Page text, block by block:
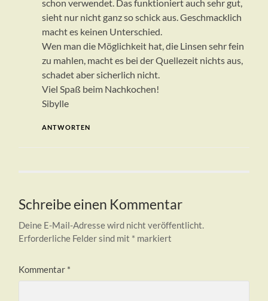
schon verwendet. Das funktioniert auch sehr gut,
sieht nur nicht ganz so schick aus. Geschmacklich
macht es keinen Unterschied.
Wen man die Möglichkeit hat, die Linsen sehr fein
zu mahlen, macht es bei der Quellezeit nichts aus,
schadet aber sicherlich nicht.
Viel Spaß beim Nachkochen!
Sibylle
ANTWORTEN
Schreibe einen Kommentar
Deine E-Mail-Adresse wird nicht veröffentlicht.
Erforderliche Felder sind mit * markiert
Kommentar *